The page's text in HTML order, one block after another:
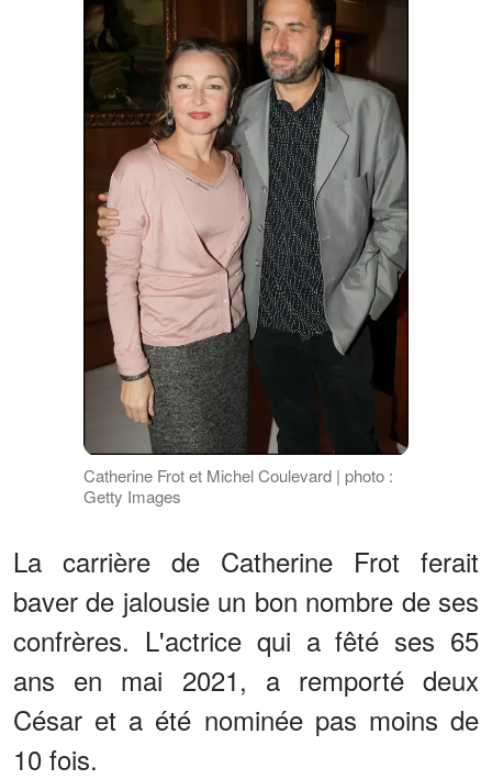
Catherine Frot et Michel Coulevard | photo :
Getty Images
La carrière de Catherine Frot ferait
baver de jalousie un bon nombre de ses
confrères. L'actrice qui a fêté ses 65
ans en mai 2021, a remporté deux
César et a été nominée pas moins de
10 fois.